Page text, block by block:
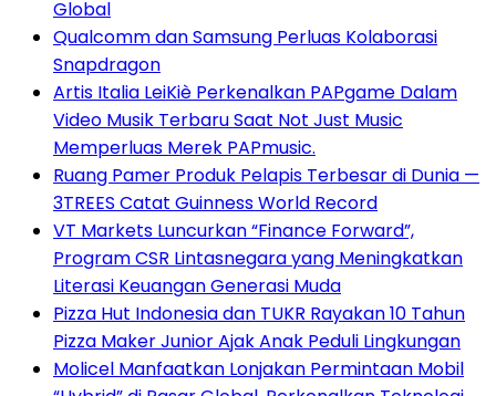
Global
Qualcomm dan Samsung Perluas Kolaborasi
Snapdragon
Artis Italia LeiKiè Perkenalkan PAPgame Dalam
Video Musik Terbaru Saat Not Just Music
Memperluas Merek PAPmusic.
Ruang Pamer Produk Pelapis Terbesar di Dunia —
3TREES Catat Guinness World Record
VT Markets Luncurkan “Finance Forward”,
Program CSR Lintasnegara yang Meningkatkan
Literasi Keuangan Generasi Muda
Pizza Hut Indonesia dan TUKR Rayakan 10 Tahun
Pizza Maker Junior Ajak Anak Peduli Lingkungan
Molicel Manfaatkan Lonjakan Permintaan Mobil